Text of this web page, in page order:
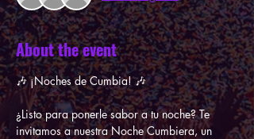
About the event
🎶 ¡Noches de Cumbia! 🎶
¿Listo para ponerle sabor a tu noche? Te
invitamos a nuestra Noche Cumbiera, un